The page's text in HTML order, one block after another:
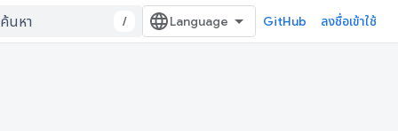
/ GitHub ลงชื่อเข้าใช้